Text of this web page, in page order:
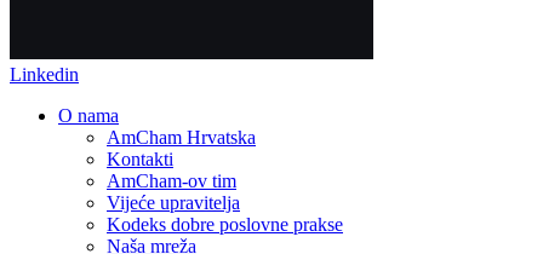
Linkedin
O nama
AmCham Hrvatska
Kontakti
AmCham-ov tim
Vijeće upravitelja
Kodeks dobre poslovne prakse
Naša mreža